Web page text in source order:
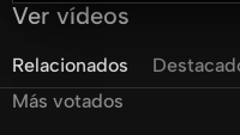
umtv emprendum
soto
ahora
Ver vídeos
Relacionados
Más votados